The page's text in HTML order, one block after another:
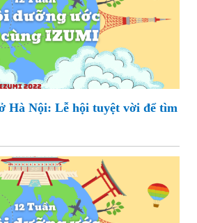
Hà Nội: Lễ hội tuyệt vời để tìm